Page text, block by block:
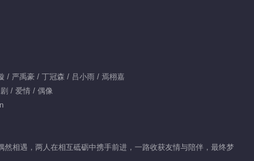
/ 严禹豪 / 丁冠森 / 吕小雨 / 焉栩嘉
/ 爱情 / 偶像
然相遇，两人在相互砥砺中携手前进，一路收获友情与陪伴，最终梦